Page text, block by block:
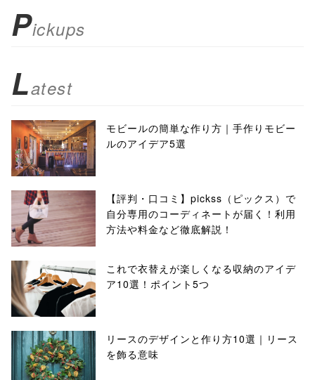
Pickups
Latest
モビールの簡単な作り方｜手作りモビー
ルのアイデア5選
【評判・口コミ】pickss（ピックス）で
自分専用のコーディネートが届く！利用
方法や料金など徹底解説！
これで衣替えが楽しくなる収納のアイデ
ア10選！ポイント5つ
リースのデザインと作り方10選｜リース
を飾る意味